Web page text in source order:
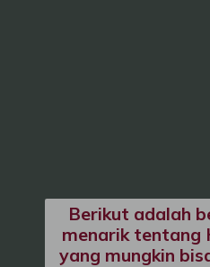
Berikut adalah
menarik tentang
yang mungkin